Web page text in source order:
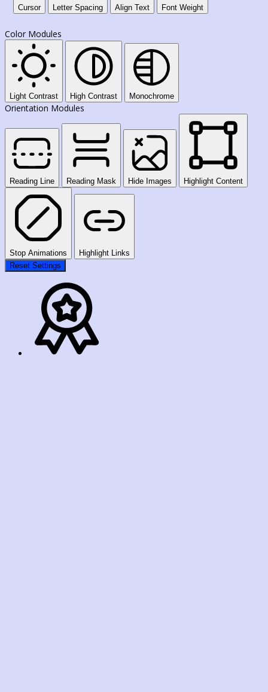
Cursor Letter Spacing Align Text Font Weight
Color Modules
Light Contrast High Contrast Monochrome
Orientation Modules
Reading Line Reading Mask Hide Images Highlight Content
Stop Animations
Highlight Links
Reset Settings